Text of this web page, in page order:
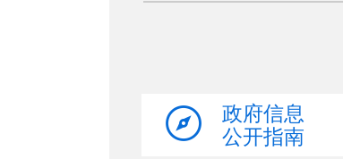
政府信息
公开指南